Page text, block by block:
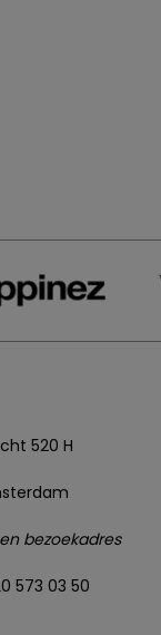
520 H
bezoekadres
573 03 50